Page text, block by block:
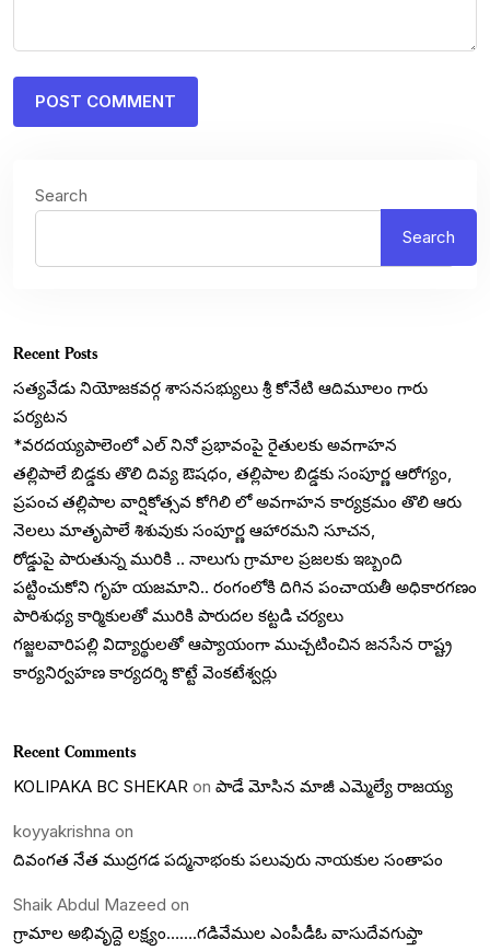
Search
Search
Recent Posts
సత్యవేడు నియోజకవర్గ శాసనసభ్యులు శ్రీ కోనేటి ఆదిమూలం గారు
పర్యటన
*వరదయ్యపాలెంలో ఎల్ నినో ప్రభావంపై రైతులకు అవగాహన
తల్లిపాలే బిడ్డకు తొలి దివ్య ఔషధం, తల్లిపాల బిడ్డకు సంపూర్ణ ఆరోగ్యం,
ప్రపంచ తల్లిపాల వార్షికోత్సవ కోగిలి లో అవగాహన కార్యక్రమం తొలి ఆరు
నెలలు మాతృపాలే శిశువుకు సంపూర్ణ ఆహారమని సూచన,
రోడ్డుపై పారుతున్న మురికి .. నాలుగు గ్రామాల ప్రజలకు ఇబ్బంది
పట్టించుకోని గృహ యజమాని.. రంగంలోకి దిగిన పంచాయతీ అధికారగణం
పారిశుధ్య కార్మికులతో మురికి పారుదల కట్టడి చర్యలు
గజ్జలవారిపల్లి విద్యార్థులతో ఆప్యాయంగా ముచ్చటించిన జనసేన రాష్ట్ర
కార్యనిర్వహణ కార్యదర్శి కొట్టే వెంకటేశ్వర్లు
Recent Comments
KOLIPAKA BC SHEKAR on పాడే మోసిన మాజీ ఎమ్మెల్యే రాజయ్య
koyyakrishna on
దివంగత నేత ముద్రగడ పద్మనాభంకు పలువురు నాయకుల సంతాపం
Shaik Abdul Mazeed on
గ్రామాల అభివృద్దె లక్ష్యం…….గడివేముల ఎంపీడీఓ వాసుదేవగుప్తా